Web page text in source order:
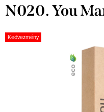
N020. You
Kedvezmény